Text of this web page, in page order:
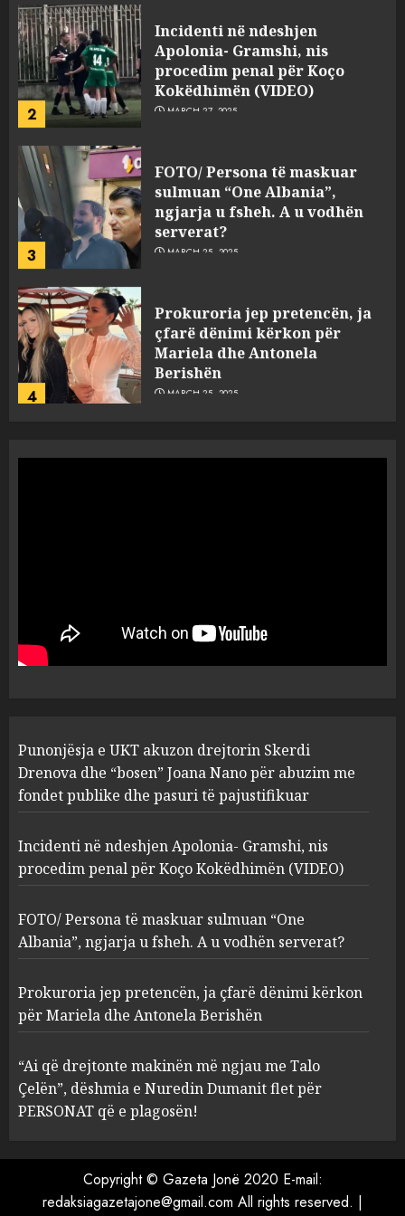
2
Incidenti në ndeshjen
Apolonia- Gramshi, nis
procedim penal për Koço
Kokëdhimën (VIDEO)
MARCH 27, 2025
3
FOTO/ Persona të maskuar
sulmuan “One Albania”,
ngjarja u fsheh. A u vodhën
serverat?
MARCH 25, 2025
4
Prokuroria jep pretencën, ja
çfarë dënimi kërkon për
Mariela dhe Antonela
Berishën
MARCH 25, 2025
1
“bosen” Joana Nano për
abuzim me fondet publike dhe
pasuri të pajustifikuar
2
Apolonia- Gramshi, nis
procedim penal për Koço
Kokëdhimën (VIDEO)
MARCH 27, 2025
3
FOTO/ Persona të maskuar
sulmuan “One Albania”,
ngjarja u fsheh. A u vodhën
serverat?
MARCH 25, 2025
4
Prokuroria jep pretencën, ja
çfarë dënimi kërkon për
Berishën
MARCH 25, 2025
ngjau me Talo Çelën”,
dëshmia e Nuredin Dumanit
Punonjësja e UKT akuzon drejtorin Skerdi
Drenova dhe “bosen” Joana Nano për abuzim me
fondet publike dhe pasuri të pajustifikuar
Incidenti në ndeshjen Apolonia- Gramshi, nis
procedim penal për Koço Kokëdhimën (VIDEO)
FOTO/ Persona të maskuar sulmuan “One
Albania”, ngjarja u fsheh. A u vodhën serverat?
Prokuroria jep pretencën, ja çfarë dënimi kërkon
për Mariela dhe Antonela Berishën
“Ai që drejtonte makinën më ngjau me Talo
Çelën”, dëshmia e Nuredin Dumanit flet për
PERSONAT që e plagosën!
Copyright © Gazeta Jonë 2020 E-mail:
redaksiagazetajone@gmail.com All rights reserved. |